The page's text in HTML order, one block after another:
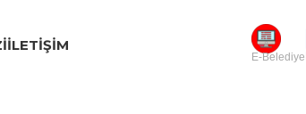
İLETIŞIM
E-Belediye